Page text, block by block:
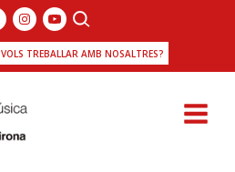
VOLS TREBALLAR AMB NOSALTRES?